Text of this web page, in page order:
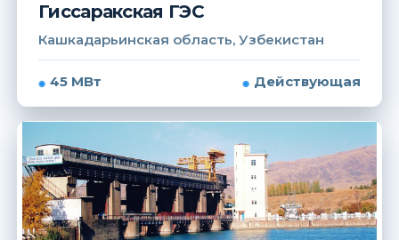
Гиссаракская ГЭС
Кашкадарьинская область, Узбекистан
45 МВт Действующая